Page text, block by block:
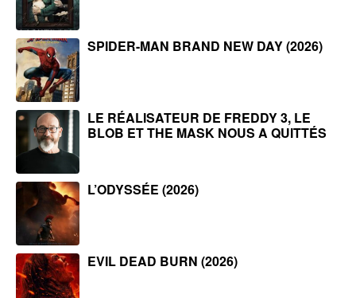
SPIDER-MAN BRAND NEW DAY (2026)
LE RÉALISATEUR DE FREDDY 3, LE
BLOB ET THE MASK NOUS A QUITTÉS
L’ODYSSÉE (2026)
EVIL DEAD BURN (2026)